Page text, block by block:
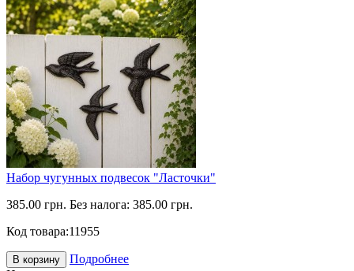
Набор чугунных подвесок "Ласточки"
385.00 грн. Без налога: 385.00 грн.
Код товара:11955
В корзину
Подробнее